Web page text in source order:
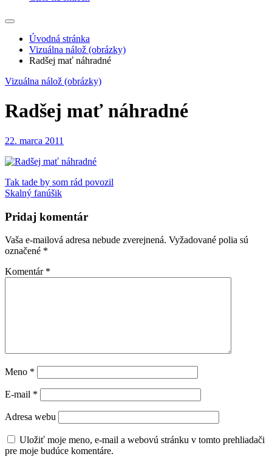
Úvodná stránka
Vizuálna nálož (obrázky)
Radšej mať náhradné
Vizuálna nálož (obrázky)
Radšej mať náhradné
22. marca 2011
Navigácia
v
článku
Tak tade by som rád povozil
Skalný fanúšik
Pridaj komentár
Vaša e-mailová adresa nebude zverejnená. Vyžadované polia sú
označené *
Komentár *
Meno *
E-mail *
Adresa webu
Uložiť moje meno, e-mail a webovú stránku v tomto prehliadači
pre moje budúce komentáre.